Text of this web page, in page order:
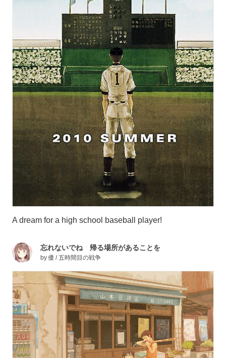
A dream for a high school baseball player!
忘れないでね 帰る場所があることを
by優 / 五時間目の戦争